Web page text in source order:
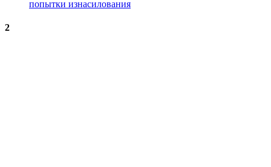
попытки изнасилования
2